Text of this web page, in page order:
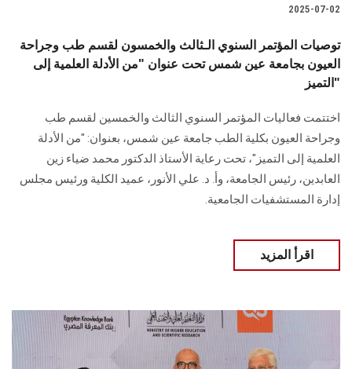
2025-07-02
توصيات المؤتمر السنوي الـثالث والخمسون لقسم طب وجراحة
العيون بجامعة عين شمس تحت عنوان "من الأدلة العلمية إلى
التميز"
اختتمت فعاليات المؤتمر السنوي الثالث والخمسين لقسم طب
وجراحة العيون بكلية الطب جامعة عين شمس، بعنوان: "من الأدلة
العلمية إلى التميز"، تحت رعاية الأستاذ الدكتور محمد ضياء زين
العابدين، رئيس الجامعة، وأ. د. علي الأنور، عميد الكلية ورئيس مجلس
إدارة المستشفيات الجامعية.
اقرأ المزيد